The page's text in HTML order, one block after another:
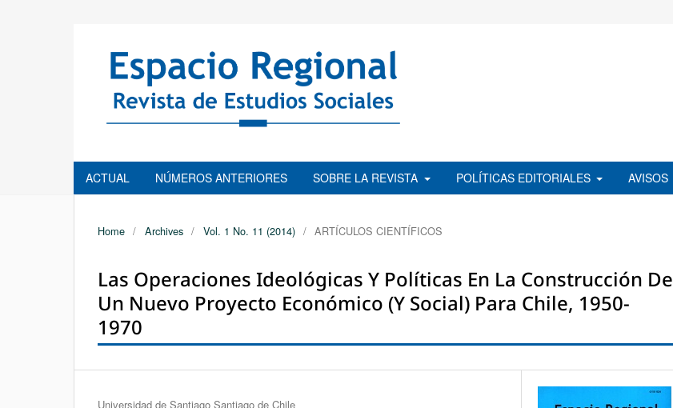
ACTUAL NÚMEROS ANTERIORES SOBRE LA REVISTA POLÍTICAS EDITORIALES AVISOS
Home / Archives / Vol. 1 No. 11 (2014) / ARTÍCULOS CIENTÍFICOS
Las Operaciones Ideológicas Y Políticas En La Construcción De
Un Nuevo Proyecto Económico (y Social) Para Chile, 1950-
1970
Universidad de Santiago Santiago de Chile